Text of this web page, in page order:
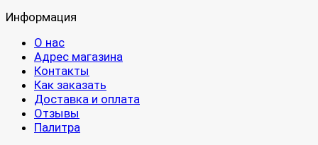
Информация
О нас
Адрес магазина
Контакты
Как заказать
Доставка и оплата
Отзывы
Палитра